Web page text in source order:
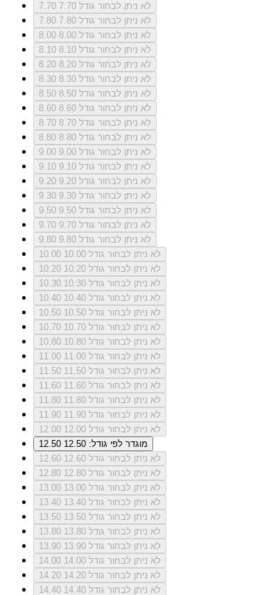
7.70
לא ניתן לבחור גודל 7.70
7.80
לא ניתן לבחור גודל 7.80
8.00
לא ניתן לבחור גודל 8.00
8.10
לא ניתן לבחור גודל 8.10
8.20
לא ניתן לבחור גודל 8.20
8.30
לא ניתן לבחור גודל 8.30
8.50
לא ניתן לבחור גודל 8.50
8.60
לא ניתן לבחור גודל 8.60
8.70
לא ניתן לבחור גודל 8.70
8.80
לא ניתן לבחור גודל 8.80
9.00
לא ניתן לבחור גודל 9.00
9.10
לא ניתן לבחור גודל 9.10
9.20
לא ניתן לבחור גודל 9.20
9.30
לא ניתן לבחור גודל 9.30
9.50
לא ניתן לבחור גודל 9.50
9.70
לא ניתן לבחור גודל 9.70
9.80
לא ניתן לבחור גודל 9.80
10.00
לא ניתן לבחור גודל 10.00
10.20
לא ניתן לבחור גודל 10.20
10.30
לא ניתן לבחור גודל 10.30
10.40
לא ניתן לבחור גודל 10.40
10.50
לא ניתן לבחור גודל 10.50
10.70
לא ניתן לבחור גודל 10.70
10.80
לא ניתן לבחור גודל 10.80
11.00
לא ניתן לבחור גודל 11.00
11.50
לא ניתן לבחור גודל 11.50
11.60
לא ניתן לבחור גודל 11.60
11.80
לא ניתן לבחור גודל 11.80
11.90
לא ניתן לבחור גודל 11.90
12.00
לא ניתן לבחור גודל 12.00
12.50
מוגדר לפי גודל: 12.50
12.60
לא ניתן לבחור גודל 12.60
12.80
לא ניתן לבחור גודל 12.80
13.00
לא ניתן לבחור גודל 13.00
13.40
לא ניתן לבחור גודל 13.40
13.50
לא ניתן לבחור גודל 13.50
13.80
לא ניתן לבחור גודל 13.80
13.90
לא ניתן לבחור גודל 13.90
14.00
לא ניתן לבחור גודל 14.00
14.20
לא ניתן לבחור גודל 14.20
14.40
לא ניתן לבחור גודל 14.40